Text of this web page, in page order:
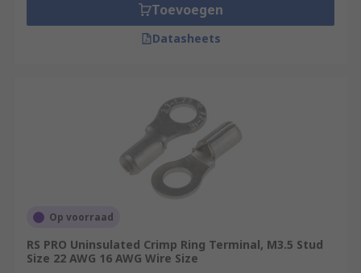
Toevoegen
Datasheets
Op voorraad
RS PRO Uninsulated Crimp Ring Terminal, M3.5 Stud
Size 22 AWG 16 AWG Wire Size